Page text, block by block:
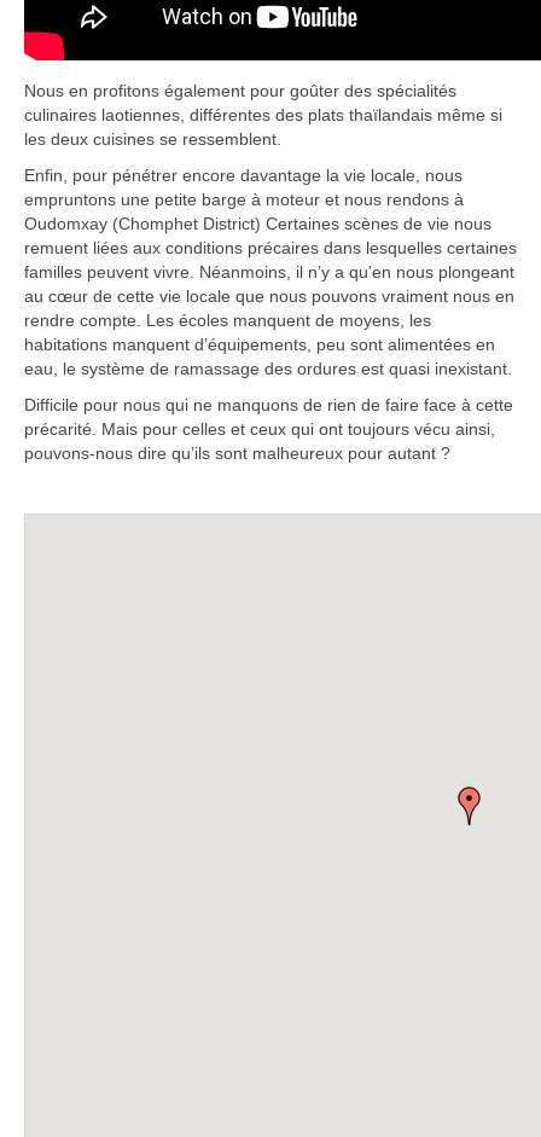
Nous en profitons également pour goûter des spécialités
culinaires laotiennes, différentes des plats thaïlandais même si
les deux cuisines se ressemblent.
Enfin, pour pénétrer encore davantage la vie locale, nous
empruntons une petite barge à moteur et nous rendons à
Oudomxay (Chomphet District) Certaines scènes de vie nous
remuent liées aux conditions précaires dans lesquelles certaines
familles peuvent vivre. Néanmoins, il n’y a qu’en nous plongeant
au cœur de cette vie locale que nous pouvons vraiment nous en
rendre compte. Les écoles manquent de moyens, les
habitations manquent d’équipements, peu sont alimentées en
eau, le système de ramassage des ordures est quasi inexistant.
Difficile pour nous qui ne manquons de rien de faire face à cette
précarité. Mais pour celles et ceux qui ont toujours vécu ainsi,
pouvons-nous dire qu’ils sont malheureux pour autant ?